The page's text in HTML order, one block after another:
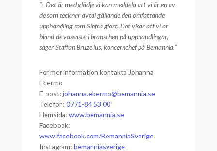
”– Det är med glädje vi kan meddela att vi är en av
de som tecknar avtal gällande den omfattande
upphandling som Sinfra gjort. Det visar att vi är
bland de vassaste i branschen på upphandlingar,
säger Staffan Bruzelius, koncernchef på Bemannia.”
För mer information kontakta Johanna
Ebermo
E-post: johanna.ebermo@bemannia.se
Telefon: 0771-84 53 00
Hemsida: www.bemannia.se
Facebook:
www.facebook.com/BemanniaSverige
Instagram: bemanniasverige